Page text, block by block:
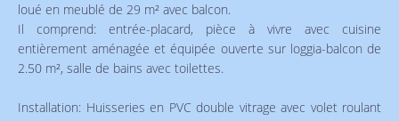
loué en meublé de 29 m² avec balcon.
Il comprend: entrée-placard, pièce à vivre avec cuisine
entièrement aménagée et équipée ouverte sur loggia-balcon de
2.50 m², salle de bains avec toilettes.
Installation: Huisseries en PVC double vitrage avec volet roulant